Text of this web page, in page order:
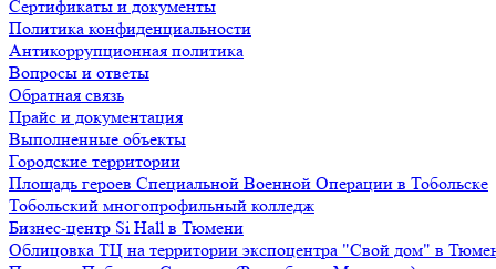
Сертификаты и документы
Политика конфиденциальности
Антикоррупционная политика
Вопросы и ответы
Обратная связь
Прайс и документация
Выполненные объекты
Городские территории
Площадь героев Специальной Военной Операции в Тобольске
Тобольский многопрофильный колледж
Бизнес-центр Si Hall в Тюмени
Облицовка ТЦ на территории экспоцентра "Свой дом" в